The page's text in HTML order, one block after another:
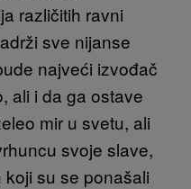
različitih ravni
sve nijanse
najveći izvođač
ali i da ga ostave
mir u svetu, ali
svoje slave,
su se ponašali